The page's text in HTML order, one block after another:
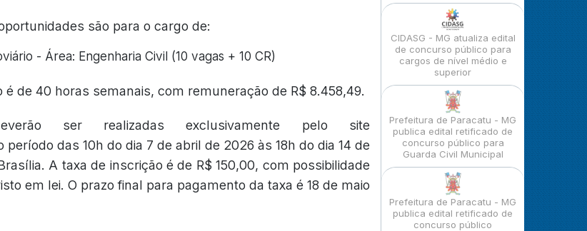
são para o cargo de:
- Área: Engenharia Civil (10 vagas + 10 CR)
é de 40 horas semanais, com remuneração de R$ 8.458,49.
ser realizadas exclusivamente pelo site
período das 10h do dia 7 de abril de 2026 às 18h do dia 14 de
A taxa de inscrição é de R$ 150,00, com possibilidade
em lei. O prazo final para pagamento da taxa é 18 de maio
CIDASG - MG atualiza edital
de concurso público para
cargos de nível médio e
superior
Prefeitura de Paracatu - MG
publica edital retificado de
concurso público para
Guarda Civil Municipal
Prefeitura de Paracatu - MG
publica edital retificado de
concurso público